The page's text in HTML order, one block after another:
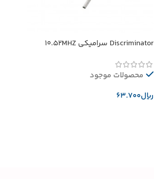
Discriminator سرامیکی 10.52MHZ
محصولات موجود
﷼